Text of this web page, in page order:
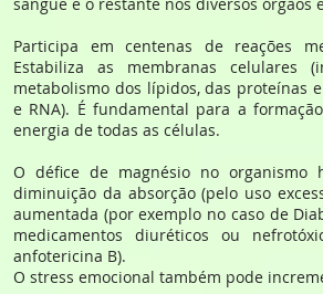
Participa em centenas de reações
Estabiliza as membranas
metabolismo dos lípidos, das proteínas
e RNA). É fundamental para a
energia de todas as células.
O défice de magnésio no organismo
diminuição da absorção (pelo uso
aumentada (por exemplo no caso de
medicamentos diuréticos ou
anfotericina B).
O stress emocional também pode